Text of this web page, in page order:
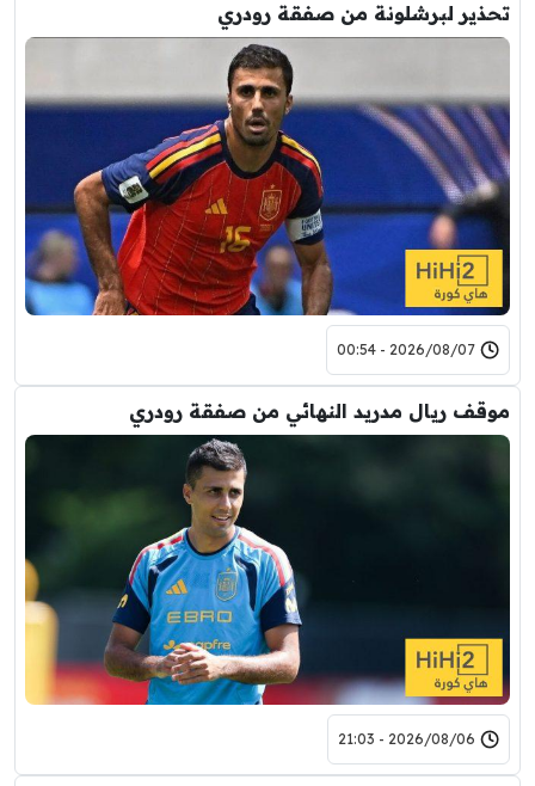
تحذير لبرشلونة من صفقة رودري
2026/08/07 - 00:54
موقف ريال مدريد النهائي من صفقة رودري
2026/08/06 - 21:03